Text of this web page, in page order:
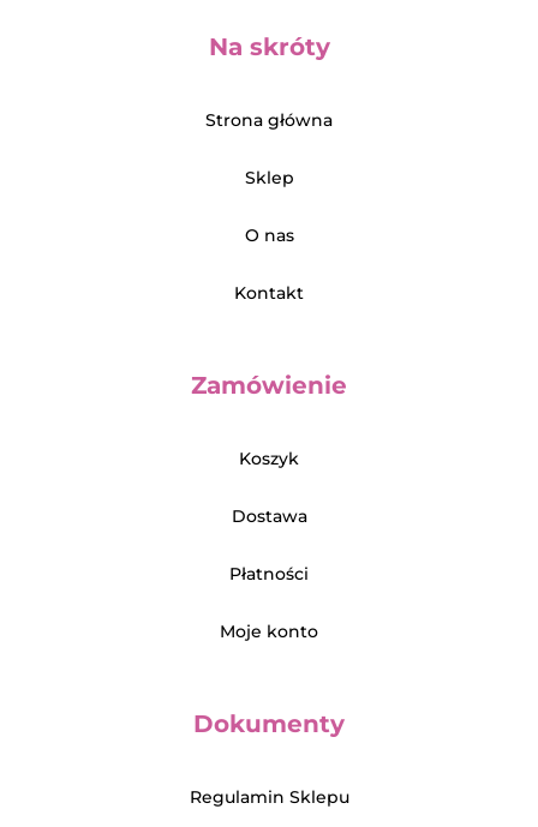
Na skróty
Strona główna
Sklep
O nas
Kontakt
Zamówienie
Koszyk
Dostawa
Płatności
Moje konto
Dokumenty
Regulamin Sklepu